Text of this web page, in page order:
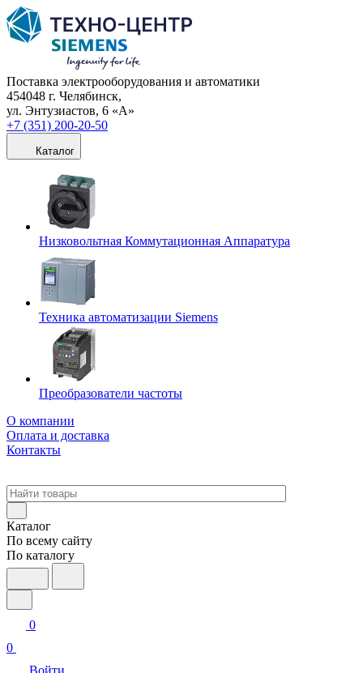
Поставка электрооборудования и автоматики
454048 г. Челябинск,
ул. Энтузиастов, 6 «А»
+7 (351) 200-20-50
Каталог
Низковольтная Коммутационная Аппаратура
Техника автоматизации Siemens
Преобразователи частоты
О компании
Оплата и доставка
Контакты
Каталог
По всему сайту
По каталогу
0
0
Войти